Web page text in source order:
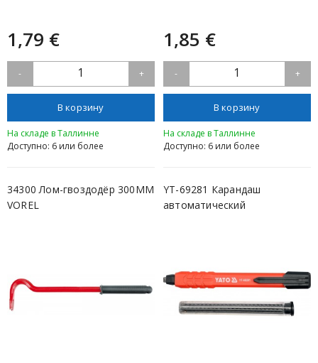
1,79 €
- 1 +
В корзину
На складе в Таллинне
Доступно: 6 или более
1,85 €
- 1 +
В корзину
На складе в Таллинне
Доступно: 6 или более
34300 Лом-гвоздодёр 300MM
VOREL
YT-69281 Карандаш
автоматический